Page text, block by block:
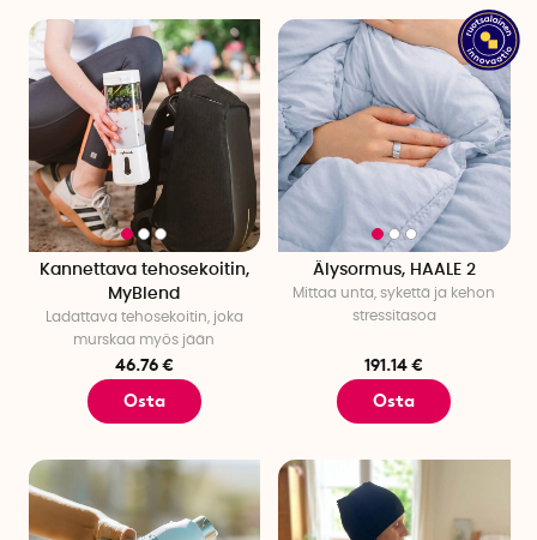
Kannettava tehosekoitin,
MyBlend
Ladattava tehosekoitin, joka
murskaa myös jään
46.76 €
Osta
Älysormus, HAALE 2
Mittaa unta, sykettä ja kehon
stressitasoa
191.14 €
Osta